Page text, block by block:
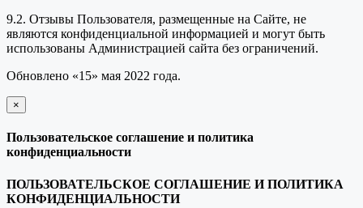
9.2. Отзывы Пользователя, размещенные на Сайте, не
являются конфиденциальной информацией и могут быть
использованы Администрацией сайта без ограничений.
Обновлено «15» мая 2022 года.
×
закрыть
Пользовательское соглашение и политика
конфиденциальности
ПОЛЬЗОВАТЕЛЬСКОЕ СОГЛАШЕНИЕ И ПОЛИТИКА
КОНФИДЕНЦИАЛЬНОСТИ